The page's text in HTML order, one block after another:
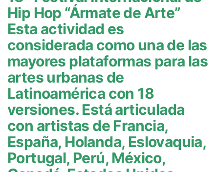
Hip Hop “Ármate de Arte”
Esta actividad es
considerada como una de las
mayores plataformas para las
artes urbanas de
Latinoamérica con 18
versiones. Está articulada
con artistas de Francia,
España, Holanda, Eslovaquia,
Portugal, Perú, México,